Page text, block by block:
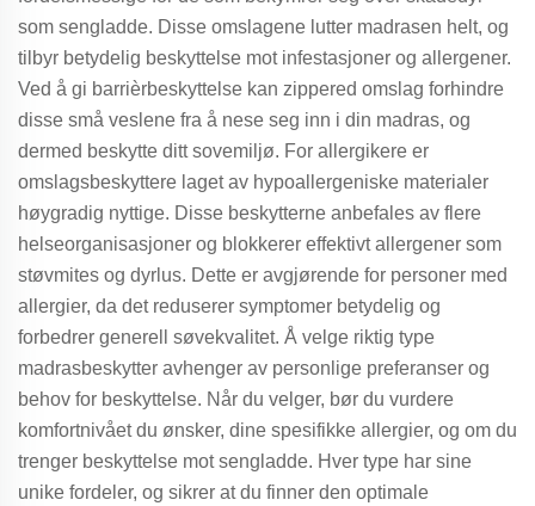
som sengladde. Disse omslagene lutter madrasen helt, og
tilbyr betydelig beskyttelse mot infestasjoner og allergener.
Ved å gi barrièrbeskyttelse kan zippered omslag forhindre
disse små veslene fra å nese seg inn i din madras, og
dermed beskytte ditt sovemiljø. For allergikere er
omslagsbeskyttere laget av hypoallergeniske materialer
høygradig nyttige. Disse beskytterne anbefales av flere
helseorganisasjoner og blokkerer effektivt allergener som
støvmites og dyrlus. Dette er avgjørende for personer med
allergier, da det reduserer symptomer betydelig og
forbedrer generell søvekvalitet. Å velge riktig type
madrasbeskytter avhenger av personlige preferanser og
behov for beskyttelse. Når du velger, bør du vurdere
komfortnivået du ønsker, dine spesifikke allergier, og om du
trenger beskyttelse mot sengladde. Hver type har sine
unike fordeler, og sikrer at du finner den optimale